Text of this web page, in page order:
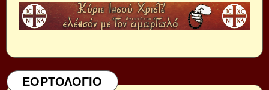
ΕΟΡΤΟΛΟΓΙΟ